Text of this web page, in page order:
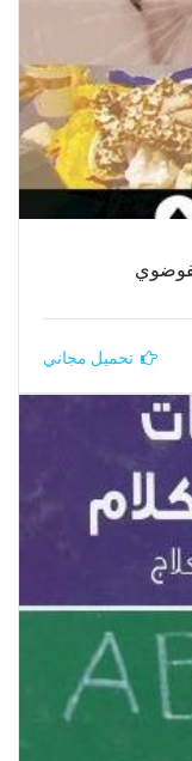
تحميل مجاني